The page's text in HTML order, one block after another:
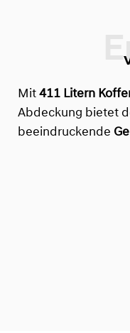
Mit 411 Litern
Abdeckung bietet
beeindruckende